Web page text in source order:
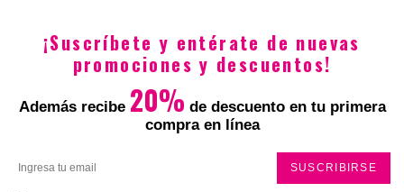
¡Suscríbete y entérate de nuevas
promociones y descuentos!
Además recibe 20% de descuento en tu primera
compra en línea
SUSCRIBIRSE